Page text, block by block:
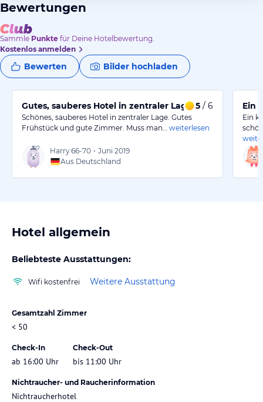
Bewertungen
Sammle Punkte für Deine Hotelbewertung.
Kostenlos anmelden
Bewerten Bilder hochladen
Gutes, sauberes Hotel in zentraler Lage 5 / 6
Schönes, sauberes Hotel in zentraler Lage. Gutes
Frühstück und gute Zimmer. Muss man…
weiterlesen
Harry66-70 • Juni 2019
Aus Deutschland
Ein
Ein
Hotel allgemein
Beliebteste Ausstattungen:
Wifi kostenfrei Weitere Ausstattung
Gesamtzahl Zimmer
< 50
Check-In
ab 16:00 Uhr
Check-Out
bis 11:00 Uhr
Nichtraucher- und Raucherinformation
Nichtraucherhotel